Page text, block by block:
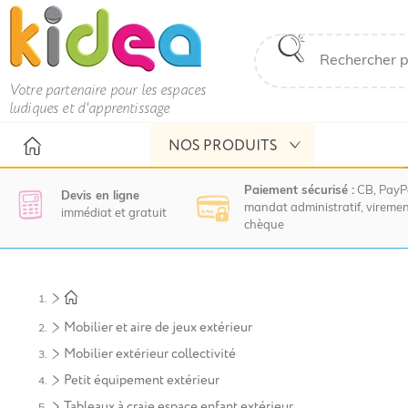
Votre partenaire pour les espaces
ludiques et d'apprentissage
NOS PRODUITS
Devis en ligne
immédiat et gratuit
Paiement sécurisé : CB,
mandat administratif,
chèque
invitons
contacter
le
service
commercial
Mobilier et aire de jeux extérieur
Mobilier extérieur collectivité
Petit équipement extérieur